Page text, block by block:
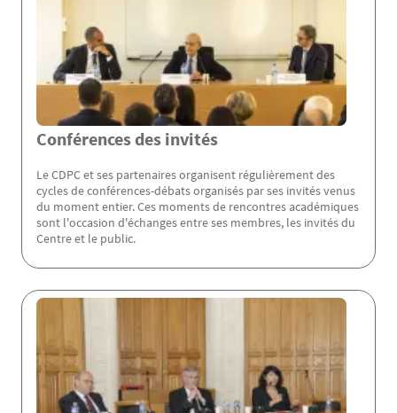
Conférences des invités
Le CDPC et ses partenaires organisent régulièrement des
cycles de conférences-débats organisés par ses invités venus
du moment entier. Ces moments de rencontres académiques
sont l'occasion d'échanges entre ses membres, les invités du
Centre et le public.